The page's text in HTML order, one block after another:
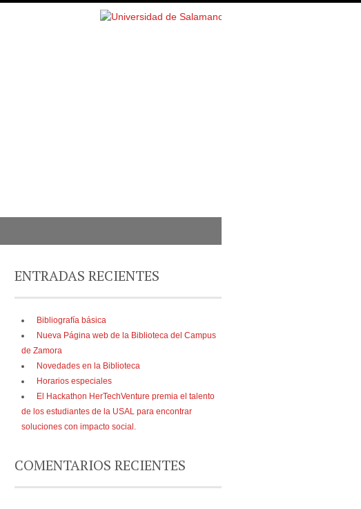
ENTRADAS RECIENTES
Bibliografía básica
Nueva Página web de la Biblioteca del Campus
de Zamora
Novedades en la Biblioteca
Horarios especiales
El Hackathon HerTechVenture premia el talento
de los estudiantes de la USAL para encontrar
soluciones con impacto social.
COMENTARIOS RECIENTES